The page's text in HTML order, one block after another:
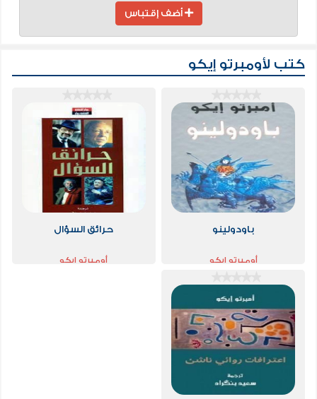
أضف إقتباس
كتب لأومبرتو إيكو
باودولينو
أومبرتو إيكو
حرائق السؤال
أومبرتو إيكو